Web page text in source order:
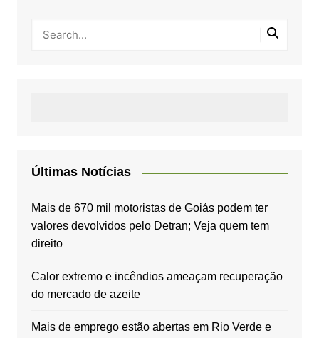
Últimas Notícias
Mais de 670 mil motoristas de Goiás podem ter
valores devolvidos pelo Detran; Veja quem tem
direito
Calor extremo e incêndios ameaçam recuperação
do mercado de azeite
Mais de emprego estão abertas em Rio Verde e